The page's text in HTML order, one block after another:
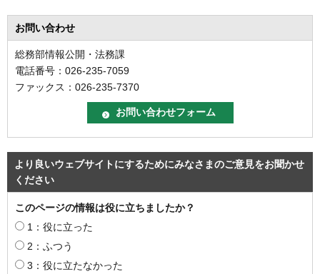
お問い合わせ
総務部情報公開・法務課
電話番号：026-235-7059
ファックス：026-235-7370
より良いウェブサイトにするためにみなさまのご意見をお聞かせ
ください
このページの情報は役に立ちましたか？
1：役に立った
2：ふつう
3：役に立たなかった